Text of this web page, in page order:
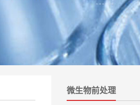
微生物前处理